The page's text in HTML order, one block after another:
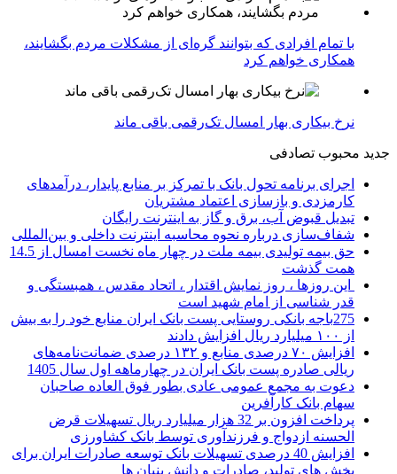
با تمام افرادی که بتوانند گره‌ای از مشکلات مردم بگشایند،
همکاری خواهم کرد
نرخ بیکاری بهار امسال تک‌رقمی باقی ماند
جدید محبوب تصادفی
اجرای برنامه تحول بانک با تمرکز بر منابع پایدار، درآمدهای
کارمزدی و بازسازی اعتماد مشتریان
تبدیل قبوض آب، برق و گاز به اینترنت رایگان
شفاف‌سازی درباره نحوه محاسبه اینترنت داخلی و بین‌المللی
حق بیمه تولیدی بیمه ملت در چهار ماه نخست امسال از 14.5
همت گذشت
این روزها ، روز نمایش اقتدار ، اتحاد مقدس ، همبستگی و
قدر شناسی از امام شهید است
275باجه بانکی روستایی پست بانک ایران منابع خود را به بیش
از ۱۰۰ میلیارد ریال افزایش دادند
افزایش ۷۰ درصدی منابع و ۱۳۲ درصدی ضمانت‌نامه‌های
ریالی صادره پست بانک ایران در چهارماهه اول سال 1405
دعوت به مجمع عمومی عادی بطور فوق العاده صاحبان
سهام بانک کارآفرین
پرداخت افزون بر 32 هزار میلیارد ریال تسهیلات قرض
الحسنه ازدواج و فرزندآوری توسط بانک کشاورزی
افزایش 40 درصدی تسهیلات بانک توسعه صادرات ایران برای
بخش های تولید، صادرات و دانش بنیان ها